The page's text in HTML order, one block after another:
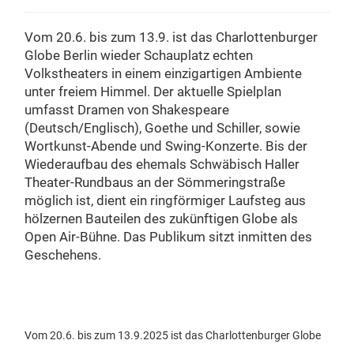
Vom 20.6. bis zum 13.9. ist das Charlottenburger
Globe Berlin wieder Schauplatz echten
Volkstheaters in einem einzigartigen Ambiente
unter freiem Himmel. Der aktuelle Spielplan
umfasst Dramen von Shakespeare
(Deutsch/Englisch), Goethe und Schiller, sowie
Wortkunst-Abende und Swing-Konzerte. Bis der
Wiederaufbau des ehemals Schwäbisch Haller
Theater-Rundbaus an der Sömmeringstraße
möglich ist, dient ein ringförmiger Laufsteg aus
hölzernen Bauteilen des zukünftigen Globe als
Open Air-Bühne. Das Publikum sitzt inmitten des
Geschehens.
Vom 20.6. bis zum 13.9.2025 ist das Charlottenburger Globe